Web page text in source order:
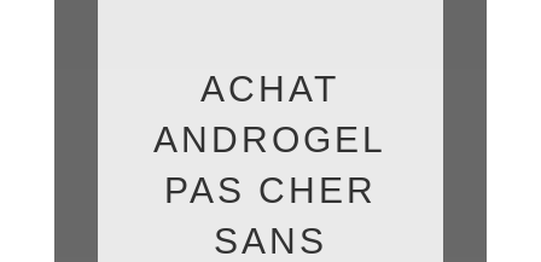
ACHAT
ANDROGEL
PAS CHER
SANS